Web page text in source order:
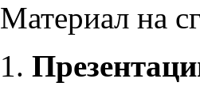
Материал на